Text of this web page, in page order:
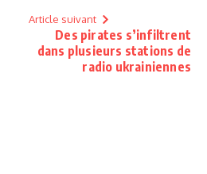
Article suivant
Des pirates s’infiltrent
dans plusieurs stations de
radio ukrainiennes